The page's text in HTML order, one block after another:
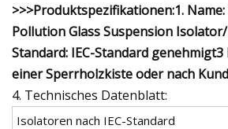
>>>Produktspezifikationen:1.
Pollution Glass Suspension Isolator/
Standard: IEC-Standard genehmigt3
einer Sperrholzkiste oder nach
4. Technisches Datenblatt:
Isolatoren nach IEC-Standard